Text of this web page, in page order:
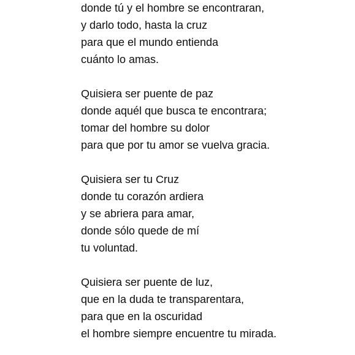
donde tú y el hombre se encontraran,
y darlo todo, hasta la cruz
para que el mundo entienda
cuánto lo amas.
Quisiera ser puente de paz
donde aquél que busca te encontrara;
tomar del hombre su dolor
para que por tu amor se vuelva gracia.
Quisiera ser tu Cruz
donde tu corazón ardiera
y se abriera para amar,
donde sólo quede de mí
tu voluntad.
Quisiera ser puente de luz,
que en la duda te transparentara,
para que en la oscuridad
el hombre siempre encuentre tu mirada.